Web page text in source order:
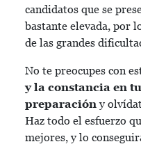
candidatos que se
bastante elevada, por
de las grandes
No te preocupes con
y la constancia en
preparacióny
Haz todo el esfuerzo
mejores, y lo